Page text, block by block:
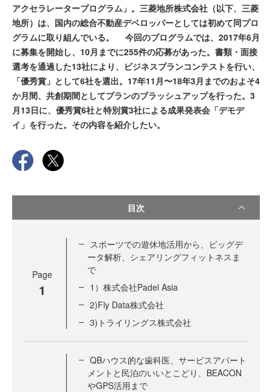
アクセラレータープログラム」。三菱地所株式会社（以下、三菱
地所）は、国内の総合不動産デベロッパーとしては初めて同プロ
グラムに取り組んでいる。 今回のプログラムでは、2017年6月
に募集を開始し、10月までに255件の応募があった。書類・面接
選考を通過した13社により、ビジネスプランコンテストを行い、
「優秀賞」として6社を選出。17年11月〜18年3月までのおよそ4
か月間、共創期間としてプランのブラッシュアップを行った。3
月13日に、優秀賞6社と特別賞3社による成果発表会「デモデ
イ」を行った。その内容を紹介したい。
目次
Page
1
スポーツでの遊休地活用から、ビッグデ
ータ解析、シェアリングフィットネスま
で
1）株式会社Padel Asia
2)Fly Data株式会社
3)トライリングス株式会社
QBハウス的な歯科医、サービスアパート
メントと民泊のいいとこどり、BEACON
やGPS活用まで